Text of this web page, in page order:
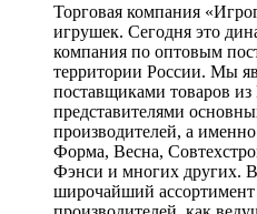
Торговая компания
игрушек. Сегодня это
компания по оптовым
территории России. Мы
поставщиками товаров
представителями
производителей, а
Форма, Весна,
Фэнси и многих других.
широчайший